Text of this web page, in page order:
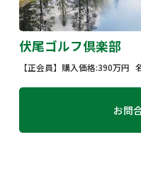
伏尾ゴルフ倶楽部
【正会員】 購入価格:390万円
お問